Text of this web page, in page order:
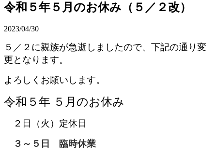
令和５年５月のお休み（５／２改）
2023/04/30
５／２に親族が急逝しましたので、下記の通り変
更となります。
よろしくお願いします。
令和５ 年 ５ 月のお休み
２日（火）定休日
３～５日 臨時休業